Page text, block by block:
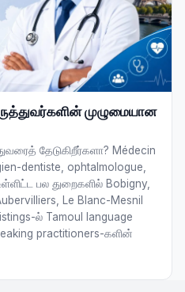
முழுமையான
தேடுகிறீர்களா? Médecin
dentiste, ophtalmologue,
பல துறைகளில் Bobigny,
Le Blanc-Mesnil
ல் Tamoul language
practitioners-களின்